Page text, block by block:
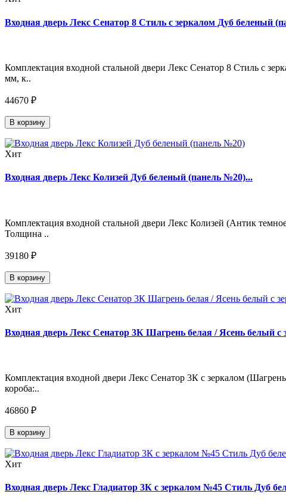
Входная дверь Лекс Сенатор 8 Стиль с зеркалом Дуб беленый
Комплектация входной стальной двери Лекс Сенатор 8 Стиль с
мм, к..
44670 ₽
В корзину
Хит
Входная дверь Лекс Колизей Дуб беленый (панель №20)...
Комплектация входной стальной двери Лекс Колизей (Антик
Толщина ..
39180 ₽
В корзину
Хит
Входная дверь Лекс Сенатор 3К Шагрень белая / Ясень белый с
Комплектация входной двери Лекс Сенатор 3К с зеркалом
короба:..
46860 ₽
В корзину
Хит
Входная дверь Лекс Гладиатор 3К с зеркалом №45 Стиль Дуб